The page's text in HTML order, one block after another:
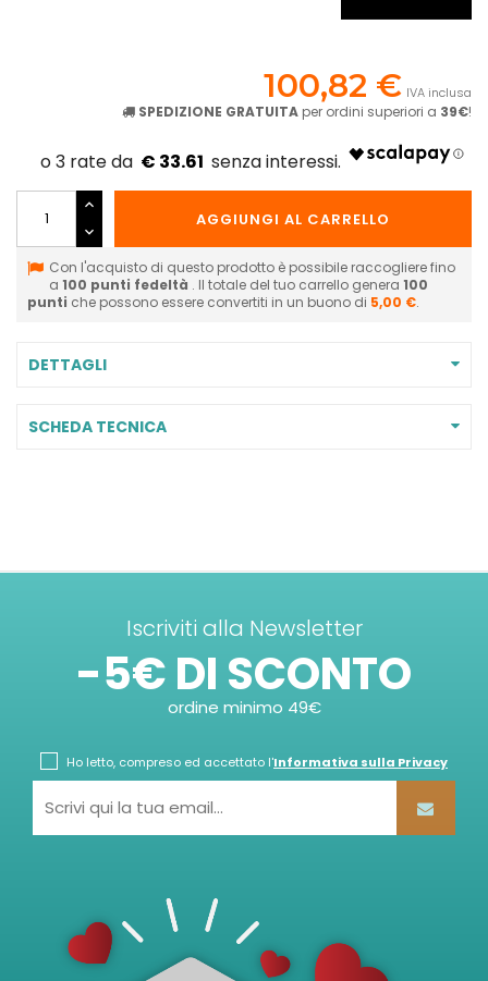
100,82 € IVA inclusa
SPEDIZIONE GRATUITA per ordini superiori a 39€!
€ 33.61
AGGIUNGI AL CARRELLO
Con l'acquisto di questo prodotto è possibile raccogliere fino
a 100 punti fedeltà . Il totale del tuo carrello genera 100
punti che possono essere convertiti in un buono di 5,00 €.
DETTAGLI
SCHEDA TECNICA
Iscriviti alla Newsletter
-5€ DI SCONTO
ordine minimo 49€
Ho letto, compreso ed accettato l'Informativa sulla Privacy